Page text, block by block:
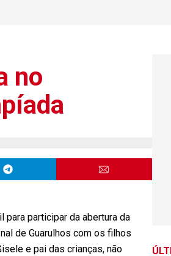
no
para participar da abertura da
de Guarulhos com os filhos
e pai das crianças, não